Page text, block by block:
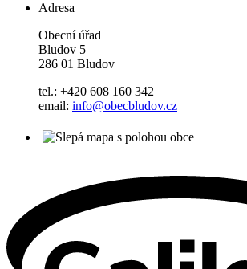
Adresa
Obecní úřad
Bludov 5
286 01 Bludov
tel.: +420 608 160 342
email: info@obecbludov.cz